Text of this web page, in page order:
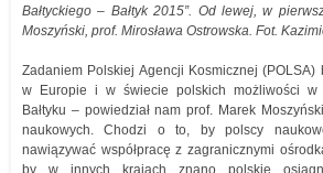
Bałtyckiego – Bałtyk 2015”. Od lewej, w
Moszyński, prof. Mirosława Ostrowska. Fot.
Zadaniem Polskiej Agencji Kosmicznej (POLSA)
w Europie i w świecie polskich możliwości w
Bałtyku – powiedział nam prof. Marek
naukowych. Chodzi o to, by polscy
nawiązywać współpracę z zagranicznymi
by w innych krajach znano polskie